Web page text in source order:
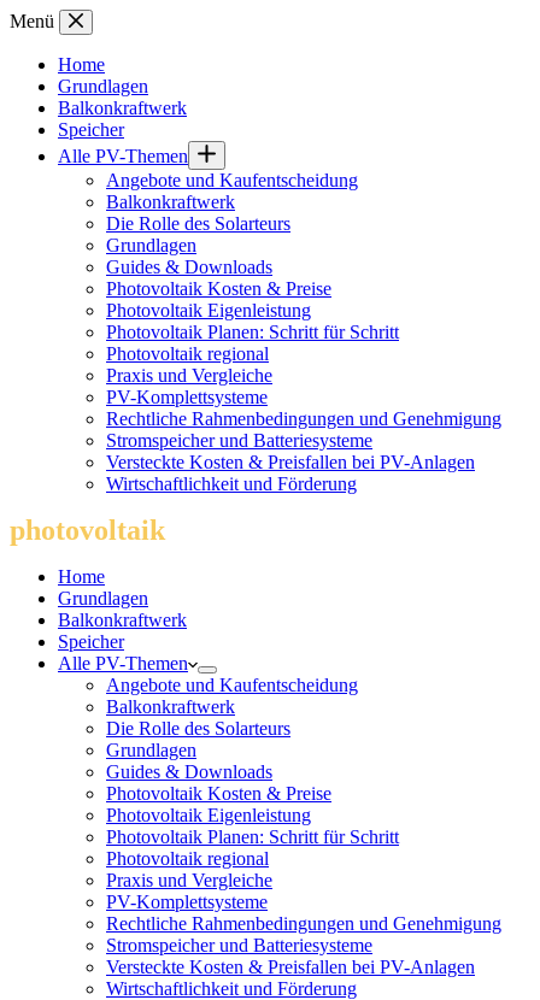
Zum
springen
Menü
Home
Grundlagen
Balkonkraftwerk
Speicher
Alle PV-Themen
Angebote und Kaufentscheidung
Balkonkraftwerk
Die Rolle des Solarteurs
Grundlagen
Guides & Downloads
Photovoltaik Kosten & Preise
Photovoltaik Eigenleistung
Photovoltaik Planen: Schritt für Schritt
Photovoltaik regional
Praxis und Vergleiche
PV-Komplettsysteme
Rechtliche Rahmenbedingungen und Genehmigung
Stromspeicher und Batteriesysteme
Versteckte Kosten & Preisfallen bei PV-Anlagen
Wirtschaftlichkeit und Förderung
photovoltaik
Home
Grundlagen
Balkonkraftwerk
Speicher
Alle PV-Themen
Angebote und Kaufentscheidung
Balkonkraftwerk
Die Rolle des Solarteurs
Grundlagen
Guides & Downloads
Photovoltaik Kosten & Preise
Photovoltaik Eigenleistung
Photovoltaik Planen: Schritt für Schritt
Photovoltaik regional
Praxis und Vergleiche
PV-Komplettsysteme
Rechtliche Rahmenbedingungen und Genehmigung
Stromspeicher und Batteriesysteme
Versteckte Kosten & Preisfallen bei PV-Anlagen
Wirtschaftlichkeit und Förderung